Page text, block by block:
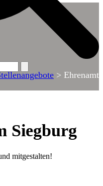
> Ehrenamt
Siegburg
mitgestalten!